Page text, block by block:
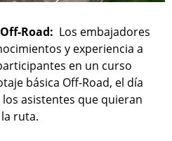
Road: Los embajadores
y experiencia a
en un curso
básica Off-Road, el día
asistentes que quieran
ruta.